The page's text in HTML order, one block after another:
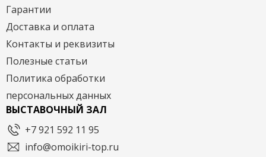
Гарантии
Доставка и оплата
Контакты и реквизиты
Полезные статьи
Политика обработки
персональных данных
ВЫСТАВОЧНЫЙ ЗАЛ
+7 921 592 11 95
info@omoikiri-top.ru